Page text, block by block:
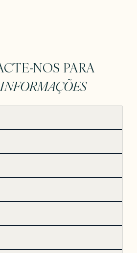
NOS PARA